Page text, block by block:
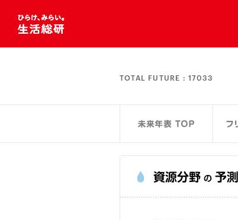
TOTAL FUTURE : 17033
資源分野 の 予測